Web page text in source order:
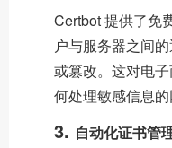
Certbot 提供了免
户与服务器之间
或篡改。这对电
何处理敏感信息的
3. 自动化证书管